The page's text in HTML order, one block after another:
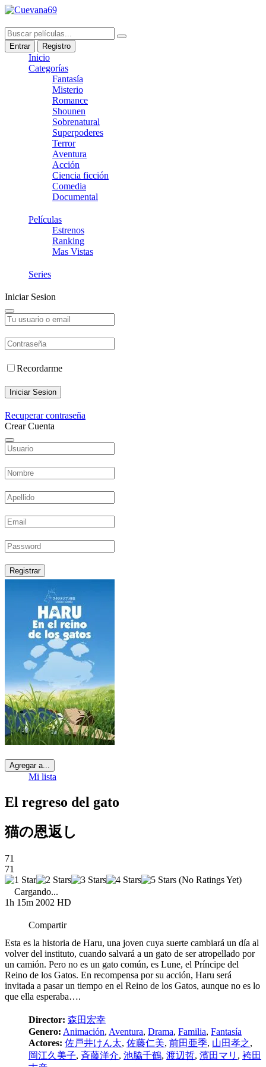
Entrar Registro
Inicio
Categorías
Fantasía
Misterio
Romance
Shounen
Sobrenatural
Superpoderes
Terror
Aventura
Acción
Ciencia ficción
Comedia
Documental
Películas
Estrenos
Ranking
Mas Vistas
Series
Iniciar Sesion
Recordarme
Iniciar Sesion
Recuperar contraseña
Crear Cuenta
Registrar
Agregar a...
Mi lista
El regreso del gato
猫の恩返し
71
71
(No Ratings Yet)
Cargando...
1h 15m 2002 HD
Compartir
Esta es la historia de Haru, una joven cuya suerte cambiará un día al
volver del instituto, cuando salvará a un gato de ser atropellado por
un camión. Pero no es un gato común, es Lune, el Príncipe del
Reino de los Gatos. En recompensa por su acción, Haru será
invitada a pasar un tiempo en el Reino de los Gatos, aunque no es lo
que ella esperaba….
Director: 森田宏幸
Genero: Animación, Aventura, Drama, Familia, Fantasía
Actores: 佐戸井けん太, 佐藤仁美, 前田亜季, 山田孝之,
岡江久美子, 斉藤洋介, 池脇千鶴, 渡辺哲, 濱田マリ , 袴田